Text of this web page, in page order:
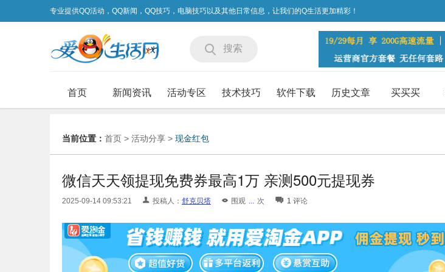
专业提供QQ活动，QQ新闻，QQ技巧，电脑技巧以及其他日常信息，让我们的Q生活更加精彩！
搜索
首页 新闻资讯 活动专区 技术技巧 软件下载 历史文章 买买买
当前位置： 首页 > 活动分享 > 现金红包
微信天天领提现免费券最高1万 亲测500元提现券
2025-09-14 09:53:21 投稿人： 舒克贝塔 围观 ... 次 1 评论